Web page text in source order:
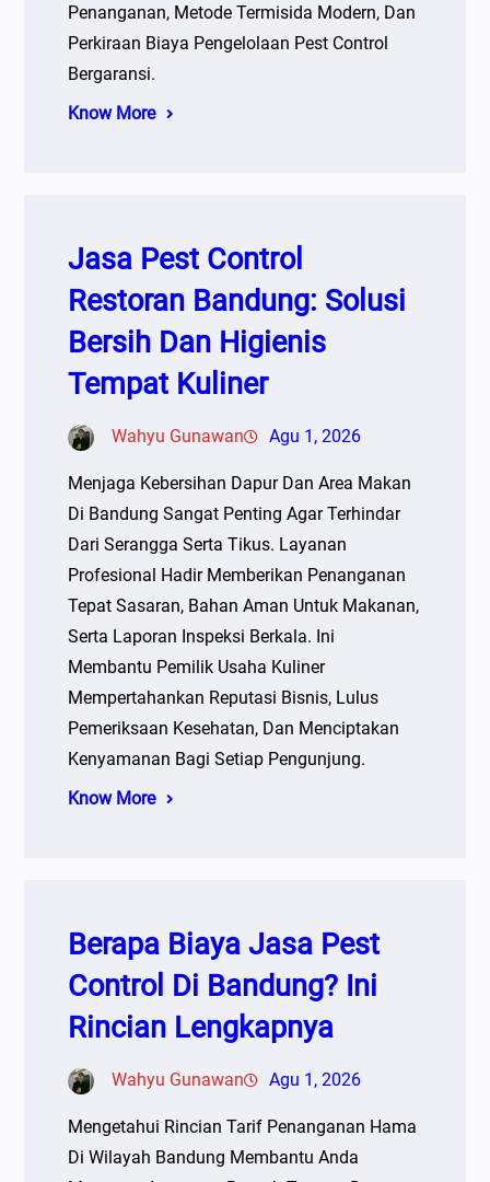
Penanganan, Metode Termisida Modern, Dan
Perkiraan Biaya Pengelolaan Pest Control
Bergaransi.
Know More
Jasa Pest Control
Restoran Bandung: Solusi
Bersih Dan Higienis
Tempat Kuliner
Wahyu Gunawan Agu 1, 2026
Menjaga Kebersihan Dapur Dan Area Makan
Di Bandung Sangat Penting Agar Terhindar
Dari Serangga Serta Tikus. Layanan
Profesional Hadir Memberikan Penanganan
Tepat Sasaran, Bahan Aman Untuk Makanan,
Serta Laporan Inspeksi Berkala. Ini
Membantu Pemilik Usaha Kuliner
Mempertahankan Reputasi Bisnis, Lulus
Pemeriksaan Kesehatan, Dan Menciptakan
Kenyamanan Bagi Setiap Pengunjung.
Know More
Berapa Biaya Jasa Pest
Control Di Bandung? Ini
Rincian Lengkapnya
Wahyu Gunawan Agu 1, 2026
Mengetahui Rincian Tarif Penanganan Hama
Di Wilayah Bandung Membantu Anda